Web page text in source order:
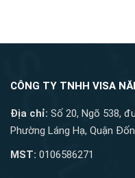
CÔNG TY TNHH VISA
Địa chỉ: Số 20, Ngõ 538,
Phường Láng Hạ, Quận
MST: 0106586271